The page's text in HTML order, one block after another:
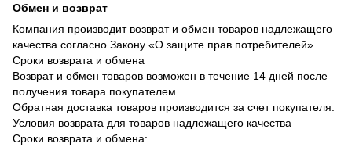
Обмен и возврат
Компания производит возврат и обмен товаров надлежащего
качества согласно Закону «О защите прав потребителей».
Сроки возврата и обмена
Возврат и обмен товаров возможен в течение 14 дней после
получения товара покупателем.
Обратная доставка товаров производится за счет покупателя.
Условия возврата для товаров надлежащего качества
Сроки возврата и обмена: